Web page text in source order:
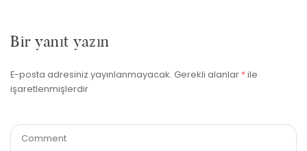
Bir yanıt yazın
E-posta adresiniz yayınlanmayacak. Gerekli alanlar *ile
işaretlenmişlerdir